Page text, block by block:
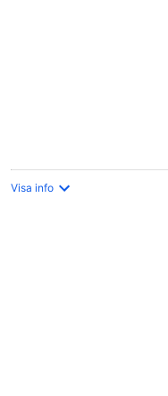
Visa info